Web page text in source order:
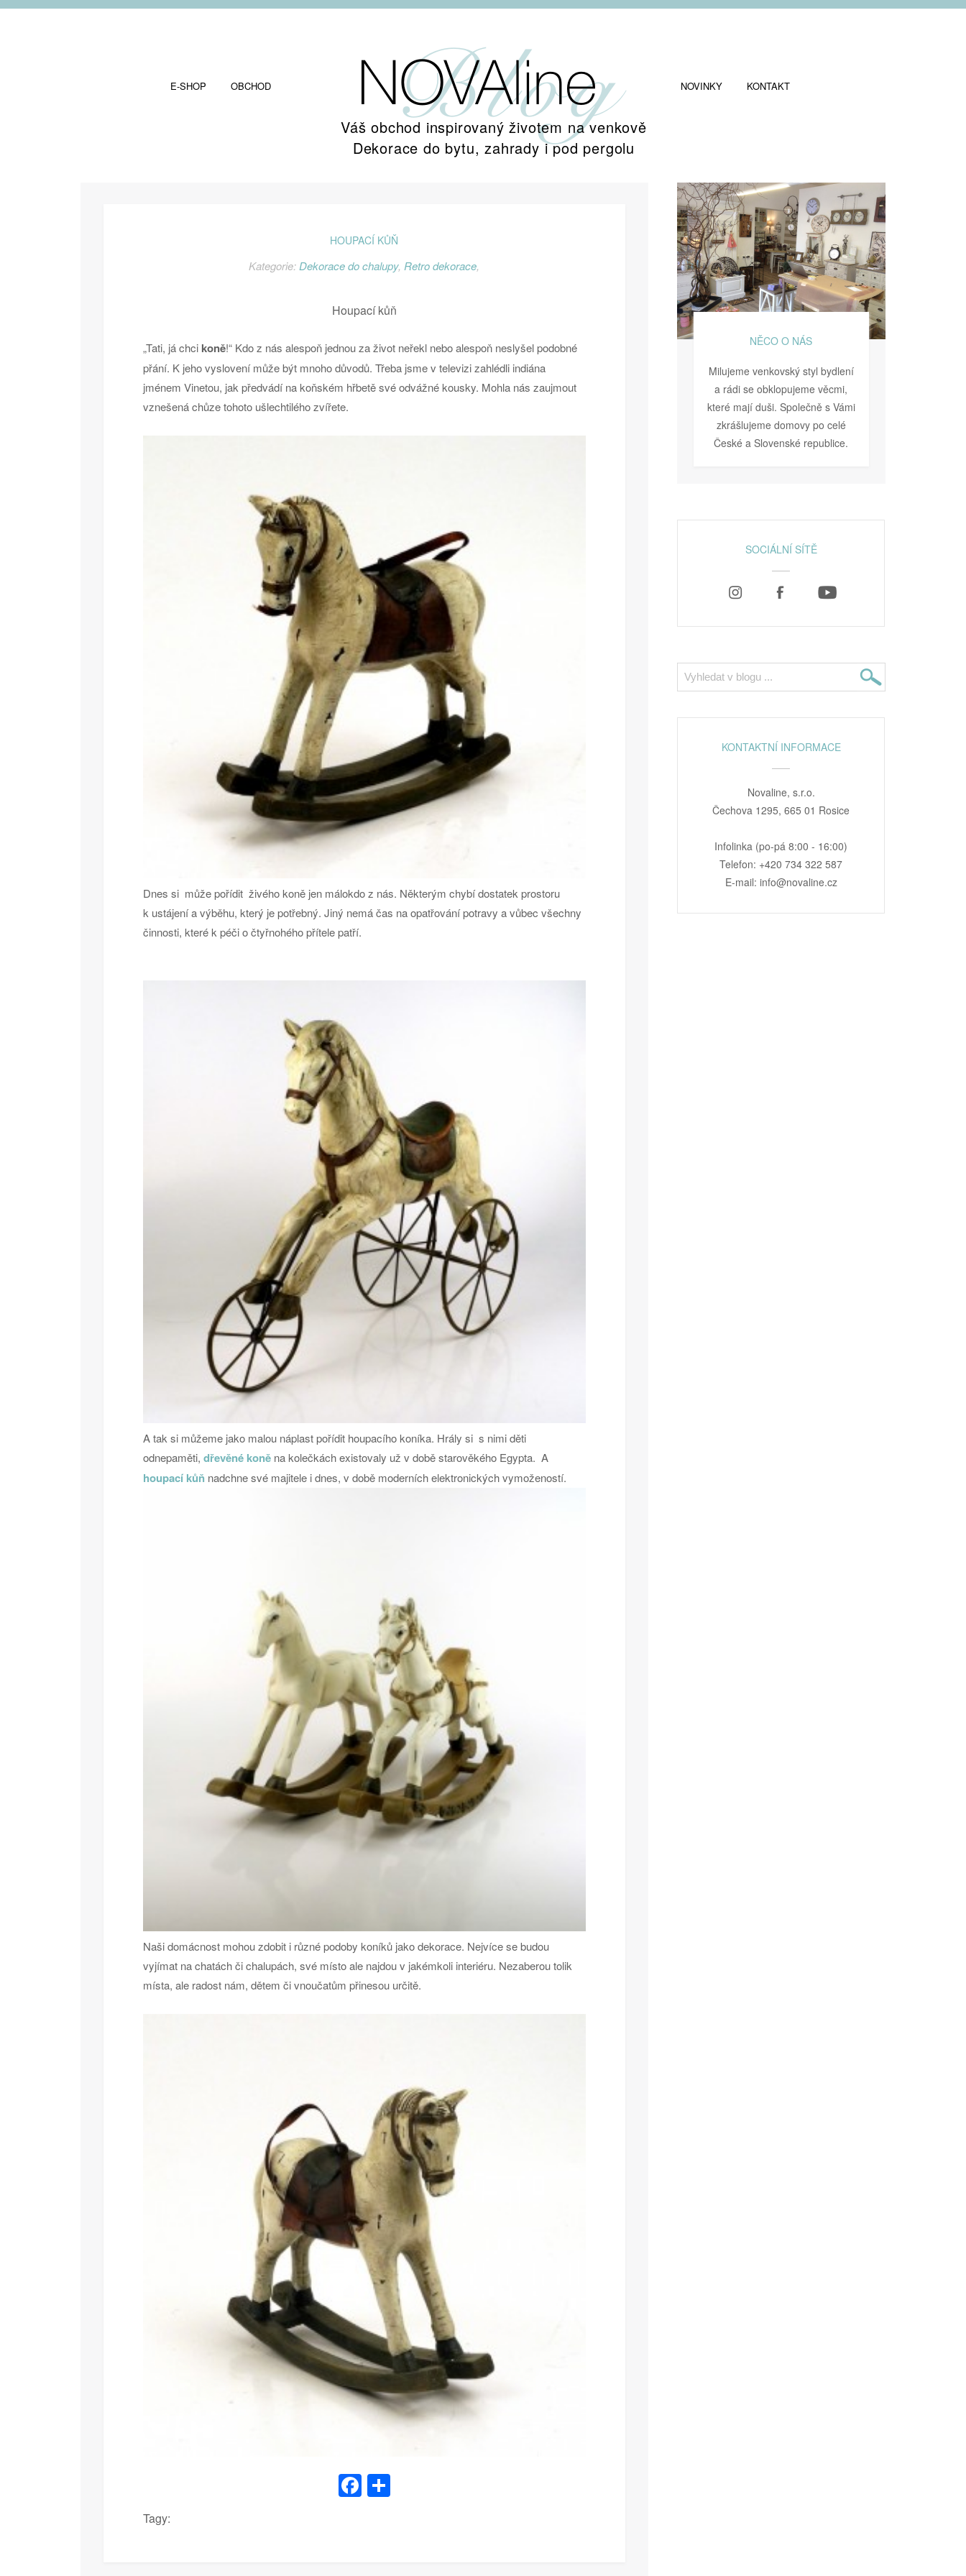
E-SHOP OBCHOD
Váš obchod inspirovaný životem na venkově
Dekorace do bytu, zahrady i pod pergolu
NOVINKY KONTAKT
HOUPACÍ KŮŇ
Kategorie: Dekorace do chalupy, Retro dekorace,
Houpací kůň
„Tati, já chci koně!“ Kdo z nás alespoň jednou za život neřekl nebo alespoň neslyšel podobné
přání. K jeho vyslovení může být mnoho důvodů. Třeba jsme v televizi zahlédli indiána
jménem Vinetou, jak předvádí na koňském hřbetě své odvážné kousky. Mohla nás zaujmout
vznešená chůze tohoto ušlechtilého zvířete.
Dnes si může pořídit živého koně jen málokdo z nás. Některým chybí dostatek prostoru
k ustájení a výběhu, který je potřebný. Jiný nemá čas na opatřování potravy a vůbec všechny
činnosti, které k péči o čtyřnohého přítele patří.
A tak si můžeme jako malou náplast pořídit houpacího koníka. Hrály si s nimi děti
odnepaměti, dřevěné koněna kolečkách existovaly už v době starověkého Egypta. A
houpací kůňnadchne své majitele i dnes, v době moderních elektronických vymožeností.
Naši domácnost mohou zdobit i různé podoby koníků jako dekorace. Nejvíce se budou
vyjímat na chatách či chalupách, své místo ale najdou v jakémkoli interiéru. Nezaberou tolik
místa, ale radost nám, dětem či vnoučatům přinesou určitě.
Facebook
Share
Tagy:
NĚCO O NÁS
Milujeme venkovský styl bydlení
a rádi se obklopujeme věcmi,
které mají duši. Společně s Vámi
zkrášlujeme domovy po celé
České a Slovenské republice.
SOCIÁLNÍ SÍTĚ
KONTAKTNÍ INFORMACE
Novaline, s.r.o.
Čechova 1295, 665 01 Rosice
Infolinka (po-pá 8:00 - 16:00)
Telefon: +420 734 322 587
E-mail: info@novaline.cz